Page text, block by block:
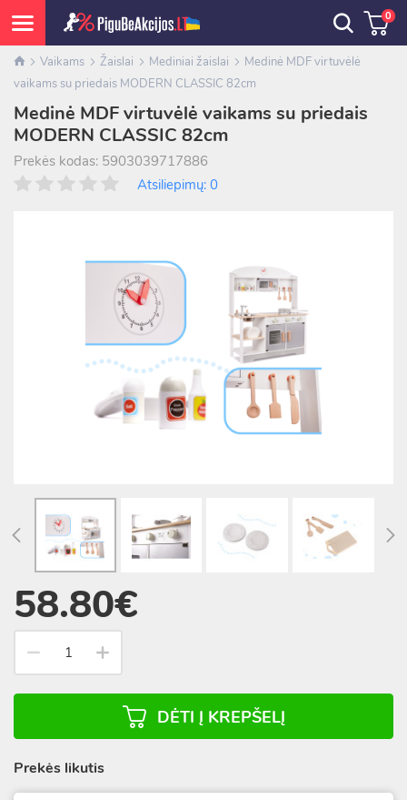
0
Vaikams Žaislai Mediniai žaislai
Medinė MDF virtuvėlė
vaikams su priedais MODERN CLASSIC 82cm
Medinė MDF virtuvėlė vaikams su priedais
MODERN CLASSIC 82cm
Prekės kodas: 5903039717886
Atsiliepimų: 0
58.80€
DĖTI Į KREPŠELĮ
Prekės likutis